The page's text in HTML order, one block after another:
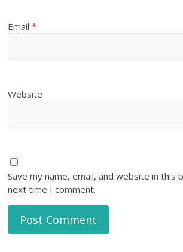
Email*
Website
Save my name, email, and website in this
next time I comment.